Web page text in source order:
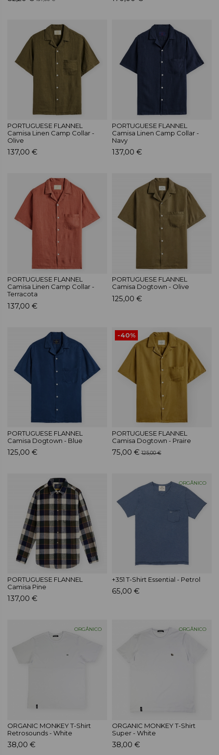
PORTUGUESE FLANNEL
Camisa Linen Camp Collar -
Olive
137,00 €
PORTUGUESE FLANNEL
Camisa Linen Camp Collar -
Navy
137,00 €
PORTUGUESE FLANNEL
Camisa Linen Camp Collar -
Terracota
137,00 €
PORTUGUESE FLANNEL
Camisa Dogtown - Olive
125,00 €
PORTUGUESE FLANNEL
Camisa Dogtown - Blue
125,00 €
-40%
PORTUGUESE FLANNEL
Camisa Dogtown - Praire
75,00 € 125,00 €
PORTUGUESE FLANNEL
Camisa Pine
137,00 €
ORGÂNICO
+351 T-Shirt Essential - Petrol
65,00 €
ORGÂNICO
ORGANIC MONKEY T-Shirt
Retrosounds - White
38,00 €
ORGÂNICO
ORGANIC MONKEY T-Shirt
Super - White
38,00 €